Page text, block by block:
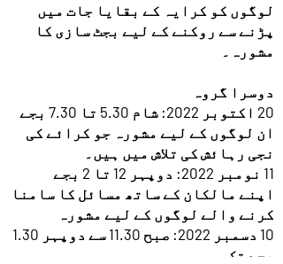
لوگوں کو کرایہ کے بقایا جات میں
پڑنے سے روکنے کے لیے بجٹ سازی کا
مشورہ۔
دوسرا گروہ
20 اکتوبر 2022: شام 5.30 تا 7.30 بجے
ان لوگوں کے لیے مشورہ جو کرائے کی
نجی رہائش کی تلاش میں ہیں۔
11 نومبر 2022: دوپہر 12 تا 2 بجے
اپنے مالکان کے ساتھ مسائل کا سامنا
کرنے والے لوگوں کے لیے مشورہ
10 دسمبر 2022: صبح 11.30 سے دوپہر 1.30
بجے تک